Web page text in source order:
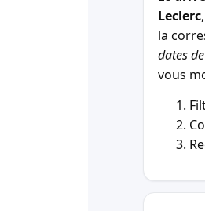
Leclerc,
la
dates
vous